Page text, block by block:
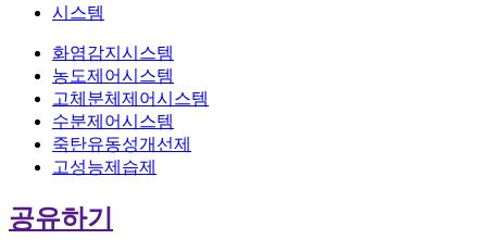
시스템
화염감지시스템
농도제어시스템
고체분체제어시스템
수분제어시스템
죽탄유동성개선제
고성능제습제
공유하기